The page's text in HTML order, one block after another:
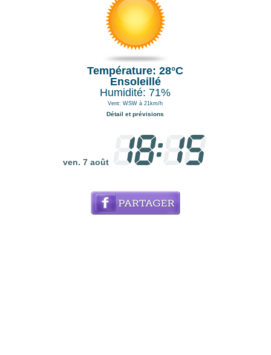
Température: 28°C
Ensoleillé
Humidité: 71%
Vent: WSW à 21km/h
Détail et prévisions
ven. 7 août